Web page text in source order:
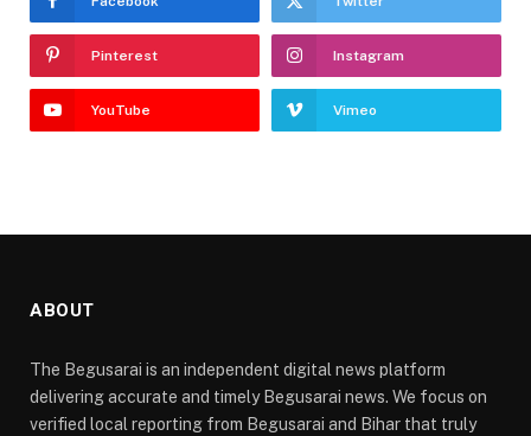
Pinterest Instagram
YouTube Vimeo
ABOUT
The Begusarai is an independent digital news platform
delivering accurate and timely Begusarai news. We focus on
verified local reporting from Begusarai and Bihar that truly